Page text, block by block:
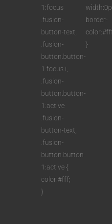
1:focus
.fusion-
button-text,
.fusion-
button.button-
1:focus i,
.fusion-
button.button-
1:active
.fusion-
button-text,
.fusion-
button.button-
1:active {
color:#fff;
}
border-
}